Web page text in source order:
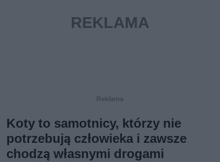
Koty to samotnicy, którzy nie
potrzebują człowieka i zawsze
chodzą własnymi drogami